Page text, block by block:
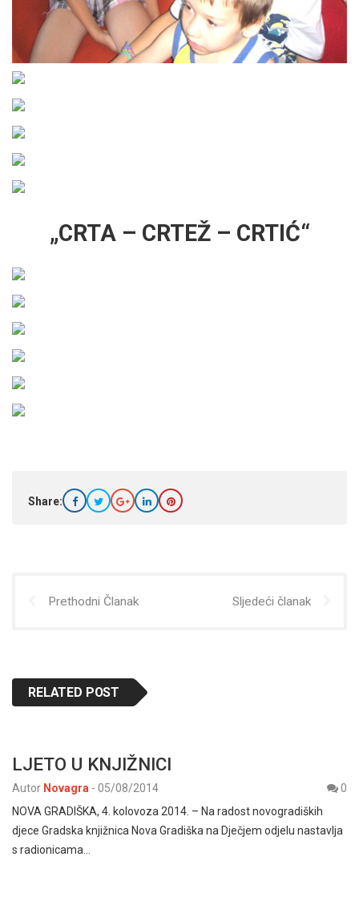
„CRTA – CRTEŽ – CRTIĆ“
Share:
Prethodni Članak Sljedeći članak
RELATED POST
LJETO U KNJIŽNICI
Autor Novagra - 05/08/2014
0
NOVA GRADIŠKA, 4. kolovoza 2014. – Na radost novogradiških
djece Gradska knjižnica Nova Gradiška na Dječjem odjelu nastavlja
s radionicama…